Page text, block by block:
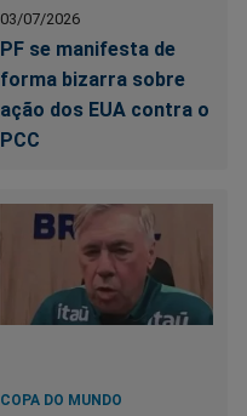
03/07/2026
PF se manifesta de
forma bizarra sobre
ação dos EUA contra o
PCC
COPA DO MUNDO